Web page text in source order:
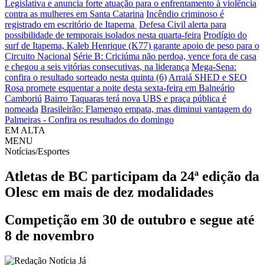
Legislativa e anuncia forte atuação para o enfrentamento à violência
contra as mulheres em Santa Catarina Incêndio criminoso é
registrado em escritório de Itapema Defesa Civil alerta para
possibilidade de temporais isolados nesta quarta-feira Prodígio do
surf de Itapema, Kaleb Henrique (K77) garante apoio de peso para o
Circuito Nacional Série B: Criciúma não perdoa, vence fora de casa
e chegou a seis vitórias consecutivas, na liderança Mega-Sena:
confira o resultado sorteado nesta quinta (6) Arraiá SHED e SEO
Rosa promete esquentar a noite desta sexta-feira em Balneário
Camboriú Bairro Taquaras terá nova UBS e praça pública é
nomeada Brasileirão: Flamengo empata, mas diminui vantagem do
Palmeiras - Confira os resultados do domingo
EM ALTA
MENU
Notícias/Esportes
Atletas de BC participam da 24ª edição da
Olesc em mais de dez modalidades
Competição em 30 de outubro e segue até
8 de novembro